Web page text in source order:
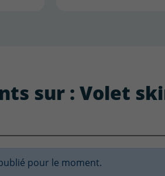
sur : Volet
pour le moment.